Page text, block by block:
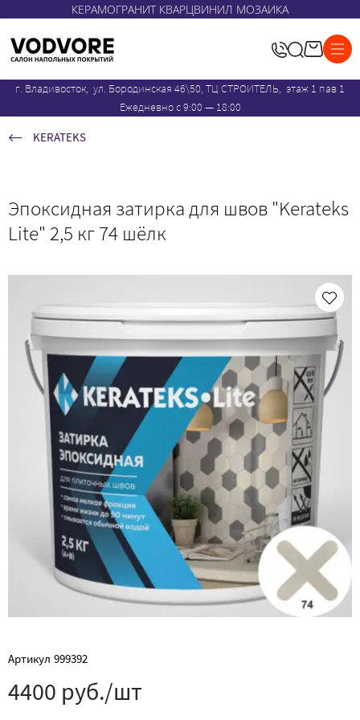
КЕРАМОГРАНИТ КВАРЦВИНИЛ МОЗАИКА
г. Владивосток, ул. Бородинская 46\50, ТЦ СТРОИТЕЛЬ, этаж 1 пав 1
Ежедневно с 9:00 — 18:00
KERATEKS
Эпоксидная затирка для швов "Kerateks
Lite" 2,5 кг 74 шёлк
Артикул 999392
4400 руб./шт